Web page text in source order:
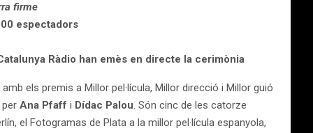
firme
espectadors
Ràdio han emès en directe la cerimònia
els premis a Millor pel·lícula, Millor direcció i Millor guió
Ana Pfaff i Dídac Palou. Són cinc de les catorze
el Fotogramas de Plata a la millor pel·lícula espanyola,